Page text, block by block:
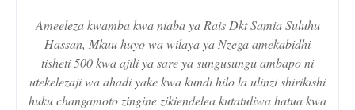
Ameeleza kwamba kwa niaba ya Rais Dkt Samia Suluhu
Hassan, Mkuu huyo wa wilaya ya Nzega amekabidhi
tisheti 500 kwa ajili ya sare ya sungusungu ambapo ni
utekelezaji wa ahadi yake kwa kundi hilo la ulinzi shirikishi
huku changamoto zingine zikiendelea kutatuliwa hatua kwa